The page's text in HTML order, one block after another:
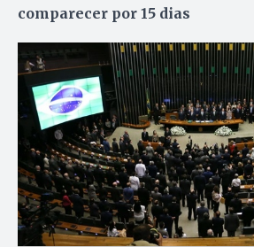
comparecer por 15 dias